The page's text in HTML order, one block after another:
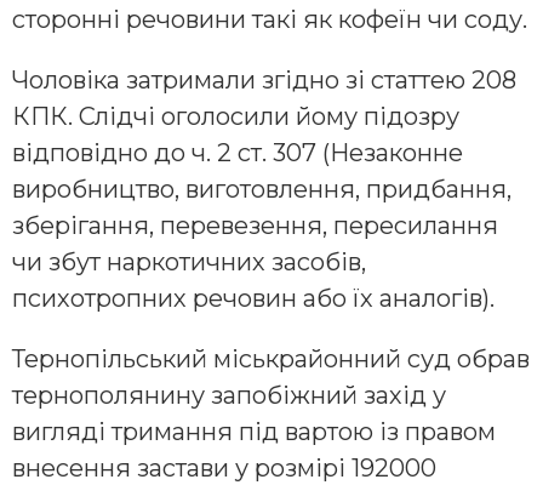
сторонні речовини такі як кофеїн чи соду.
Чоловіка затримали згідно зі статтею 208
КПК. Слідчі оголосили йому підозру
відповідно до ч. 2 ст. 307 (Незаконне
виробництво, виготовлення, придбання,
зберігання, перевезення, пересилання
чи збут наркотичних засобів,
психотропних речовин або їх аналогів).
Тернопільський міськрайонний суд обрав
тернополянину запобіжний захід у
вигляді тримання під вартою із правом
внесення застави у розмірі 192000